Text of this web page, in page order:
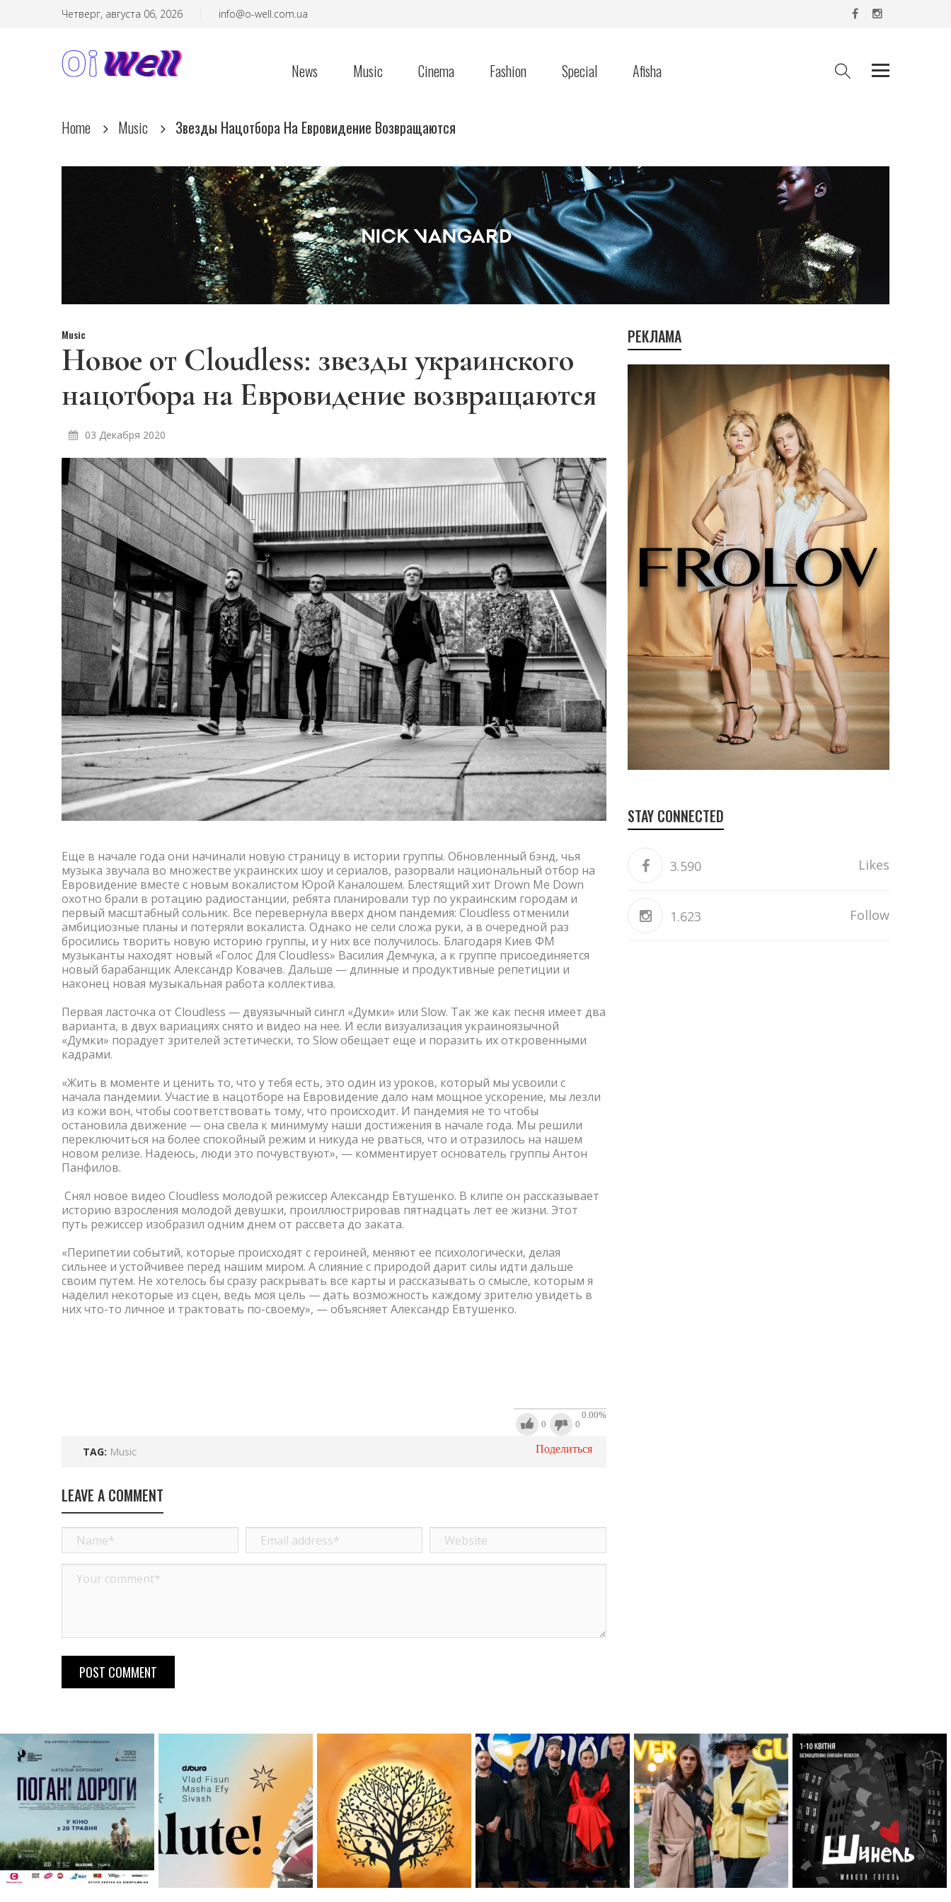
Четверг, августа 06, 2026 info@o-well.com.ua
News Music Cinema Fashion Special Afisha
Home Music Звезды Нацотбора На Евровидение Возвращаются
Music
Новое от Cloudless: звезды украинского
нацотбора на Евровидение возвращаются
03 Декабря 2020
Еще в начале года они начинали новую страницу в истории группы. Обновленный бэнд, чья
музыка звучала во множестве украинских шоу и сериалов, разорвали национальный отбор на
Евровидение вместе с новым вокалистом Юрой Каналошем. Блестящий хит Drown Me Down
охотно брали в ротацию радиостанции, ребята планировали тур по украинским городам и
первый масштабный сольник. Все перевернула вверх дном пандемия: Cloudless отменили
амбициозные планы и потеряли вокалиста. Однако не сели сложа руки, а в очередной раз
бросились творить новую историю группы, и у них все получилось. Благодаря Киев ФМ
музыканты находят новый «Голос Для Cloudless» Василия Демчука, а к группе присоединяется
новый барабанщик Александр Ковачев. Дальше —длинные и продуктивные репетиции и
наконец новая музыкальная работа коллектива.
Первая ласточка от Cloudless —двуязычный сингл «Думки» или Slow. Так же как песня имеет два
варианта, в двух вариациях снято и видео на нее. И если визуализация украиноязычной
«Думки» порадует зрителей эстетически, то Slow обещает еще и поразить их откровенными
кадрами.
«Жить в моменте и ценить то, что у тебя есть, это один из уроков, который мы усвоили с
начала пандемии. Участие в нацотборе на Евровидение дало нам мощное ускорение, мы лезли
из кожи вон, чтобы соответствовать тому, что происходит. И пандемия не то чтобы
остановила движение — она свела к минимуму наши достижения в начале года. Мы решили
переключиться на более спокойный режим и никуда не рваться, что и отразилось на нашем
новом релизе. Надеюсь, люди это почувствуют», — комментирует основатель группы Антон
Панфилов.
Снял новое видео Cloudless молодой режиссер Александр Евтушенко. В клипе он рассказывает
историю взросления молодой девушки, проиллюстрировав пятнадцать лет ее жизни. Этот
путь режиссер изобразил одним днем от рассвета до заката.
«Перипетии событий, которые происходят с героиней, меняют ее психологически, делая
сильнее и устойчивее перед нашим миром. А слияние с природой дарит силы идти дальше
своим путем. Не хотелось бы сразу раскрывать все карты и рассказывать о смысле, которым я
наделил некоторые из сцен, ведь моя цель — дать возможность каждому зрителю увидеть в
них что-то личное и трактовать по-своему», — объясняет Александр Евтушенко.
0.00%
0
0
TAG: Music Поделиться
LEAVE A COMMENT
POST COMMENT
РЕКЛАМА
STAY CONNECTED
3.590 Likes
1.623 Follow